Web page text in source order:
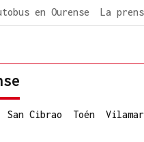
en Ourense La
San Cibrao Toén